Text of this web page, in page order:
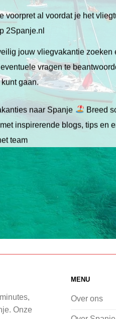
voorpret al voordat je het
2Spanje.nl
jouw vliegvakantie
vragen te
gaan.
naar Spanje
Breed
inspirerende blogs, tips en
team
Onze
MENU
Over ons